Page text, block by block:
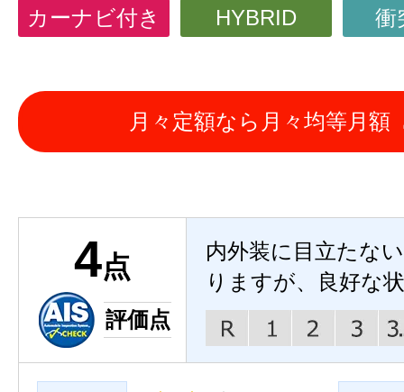
カーナビ付き HYBRID 衝
月々定額なら月々均等月額
4点
評価点
内外装に目立たな
りますが、良好な